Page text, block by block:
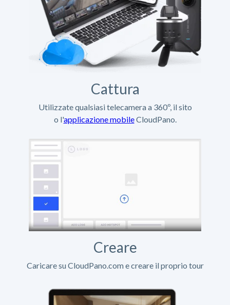
Cattura
Utilizzate qualsiasi telecamera a 360º, il sito
o l'applicazione mobileCloudPano.
Creare
Caricare su CloudPano.com e creare il proprio tour